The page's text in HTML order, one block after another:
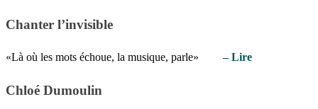
Chanter l’invisible
«Là où les mots échoue, la musique, parle» – Lire
Chloé Dumoulin